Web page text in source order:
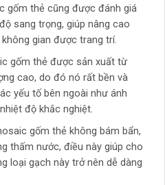
gốm thẻ cũng được đánh giá
sang trọng, giúp nâng cao
gian được trang trí.
gốm thẻ được sản xuất từ
cao, do đó nó rất bền và
yếu tố bên ngoài như ánh
độ khắc nghiệt.
gốm thẻ không bám bẩn,
thấm nước, điều này giúp cho
loại gạch này trở nên dễ dàng